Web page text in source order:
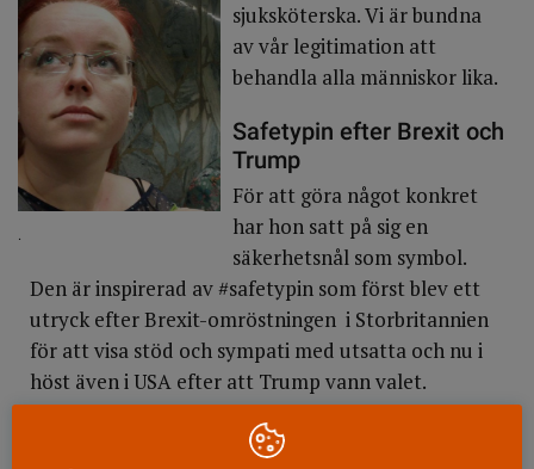
.
sjuksköterska. Vi är bundna
av vår legitimation att
behandla alla människor lika.
Safetypin efter Brexit och
Trump
För att göra något konkret
har hon satt på sig en
säkerhetsnål som symbol.
Den är inspirerad av #safetypin som först blev ett
utryck efter Brexit-omröstningen i Storbritannien
för att visa stöd och sympati med utsatta och nu i
höst även i USA efter att Trump vann valet.
I de båda länderna fäster människor en